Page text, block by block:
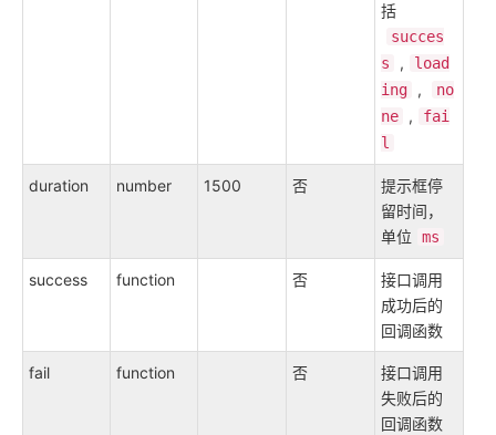
括
succes
s
,
load
ing
,
no
ne
,
fai
l
duration number 1500 否
提示框停
留时间，
单位
ms
success function 否
接口调用
成功后的
回调函数
fail function 否
接口调用
失败后的
回调函数